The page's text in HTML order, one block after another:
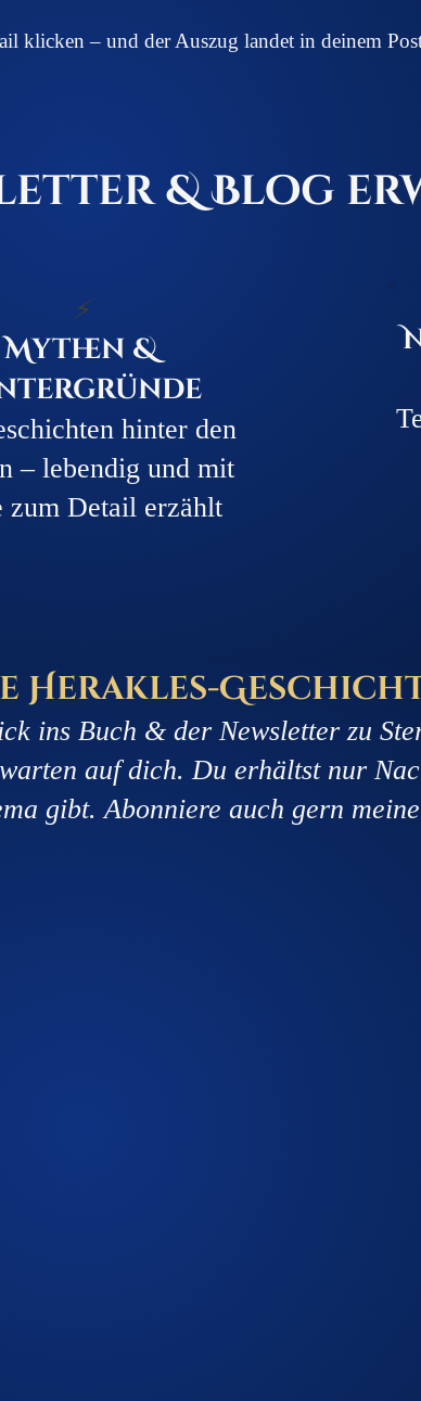
klicken – und der Auszug landet in deinem
& Blog
⚡
Mythen &
hinter den
– lebendig und mit
zum Detail erzählt
Herakles-
ins Buch & der Newsletter zu
auf dich. Du erhältst nur
gibt. Abonniere auch gern